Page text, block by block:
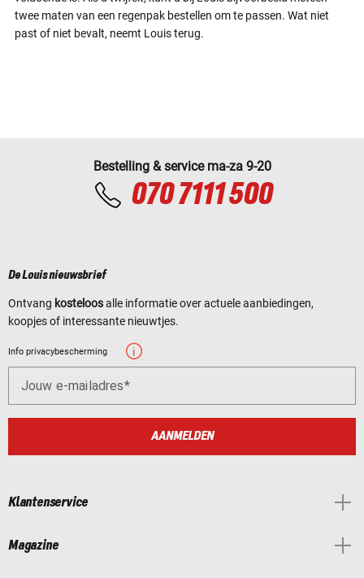
twee maten van een regenpak bestellen om te passen. Wat niet
past of niet bevalt, neemt Louis terug.
Bestelling & service ma-za 9-20
070 7111 500
De Louis nieuwsbrief
Ontvang kosteloosalle informatie over actuele aanbiedingen,
koopjes of interessante nieuwtjes.
Info privacybescherming
Jouw e-mailadres
AANMELDEN
Klantenservice
Magazine